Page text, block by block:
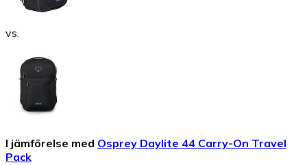
vs.
I jämförelse med Osprey Daylite 44 Carry-On Travel
Pack